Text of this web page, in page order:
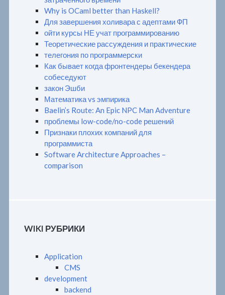
Why is OCaml better than Haskell?
Для завершения холивара с адептами ФП
ойти курсы НЕ учат программированию
Теоретические рассуждения и практические
телегония по программерски
Как бывает когда фронтендеры бекендера
собеседуют
закон Эшби
Математика vs эмпирика
Baelin’s Route: An Epic NPC Man Adventure
проблемы low-code/no-code решений
Признаки плохих компаний для
программиста
Software Architecture Approaches –
comparison
WIKI РУБРИКИ
Application
CMS
development
backend